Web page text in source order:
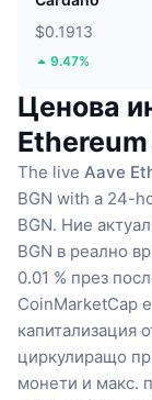
$0.1913
9.47%
Ценова
The live Aave
BGN with a 24-
BGN. Ние
BGN в реално
0.01 % през
CoinMarketCap
капитализация
циркулиращо
монети и макс.